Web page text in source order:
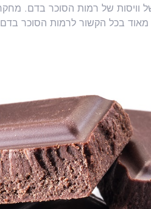
וויסות של רמות הסוכר בדם.
מאוד בכל הקשור לרמות הסוכר